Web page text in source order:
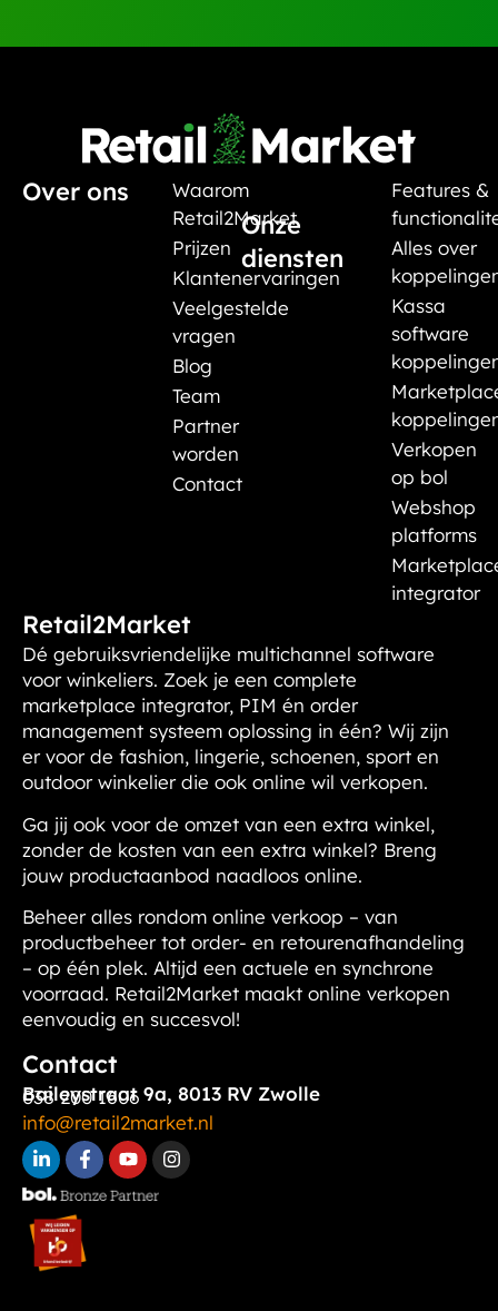
Over ons
Waarom
Retail2Market
Prijzen
Klantenervaringen
Veelgestelde
vragen
Blog
Team
Partner
worden
Contact
Onze
diensten
Features &
Alles over
Kassa
software
Verkopen
op bol
Webshop
platforms
integrator
Retail2Market
Dé gebruiksvriendelijke multichannel software
voor winkeliers. Zoek je een complete
marketplace integrator, PIM én order
management systeem oplossing in één? Wij zijn
er voor de fashion, lingerie, schoenen, sport en
outdoor winkelier die ook online wil verkopen.
Ga jij ook voor de omzet van een extra winkel,
zonder de kosten van een extra winkel? Breng
jouw productaanbod naadloos online.
Beheer alles rondom online verkoop – van
productbeheer tot order- en retourenafhandeling
– op één plek. Altijd een actuele en synchrone
voorraad. Retail2Market maakt online verkopen
eenvoudig en succesvol!
Contact
Baileystraat 9a, 8013 RV Zwolle
038 200 1606
info@retail2market.nl